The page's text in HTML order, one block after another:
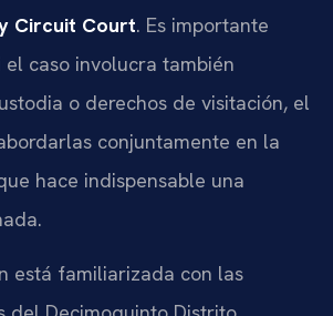
Circuit Court. Es importante
caso involucra también
o derechos de visitación, el
conjuntamente en la
hace indispensable una
está familiarizada con las